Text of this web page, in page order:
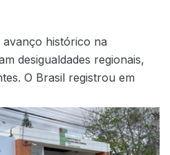
avanço histórico na
desigualdades regionais,
O Brasil registrou em